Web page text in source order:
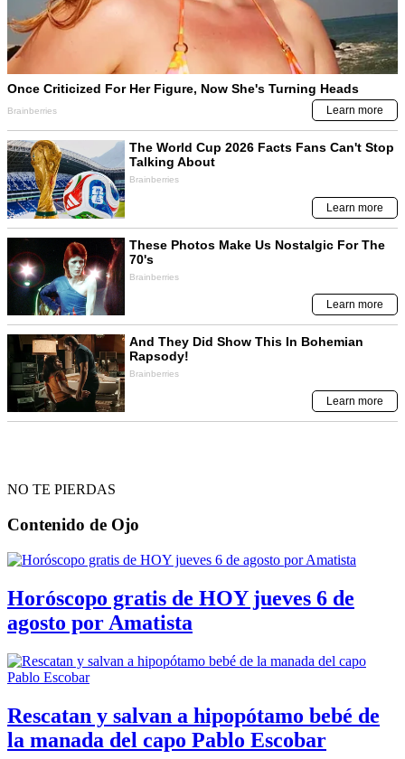
NO TE PIERDAS
Contenido de Ojo
Horóscopo gratis de HOY jueves 6 de
agosto por Amatista
Rescatan y salvan a hipopótamo bebé de
la manada del capo Pablo Escobar